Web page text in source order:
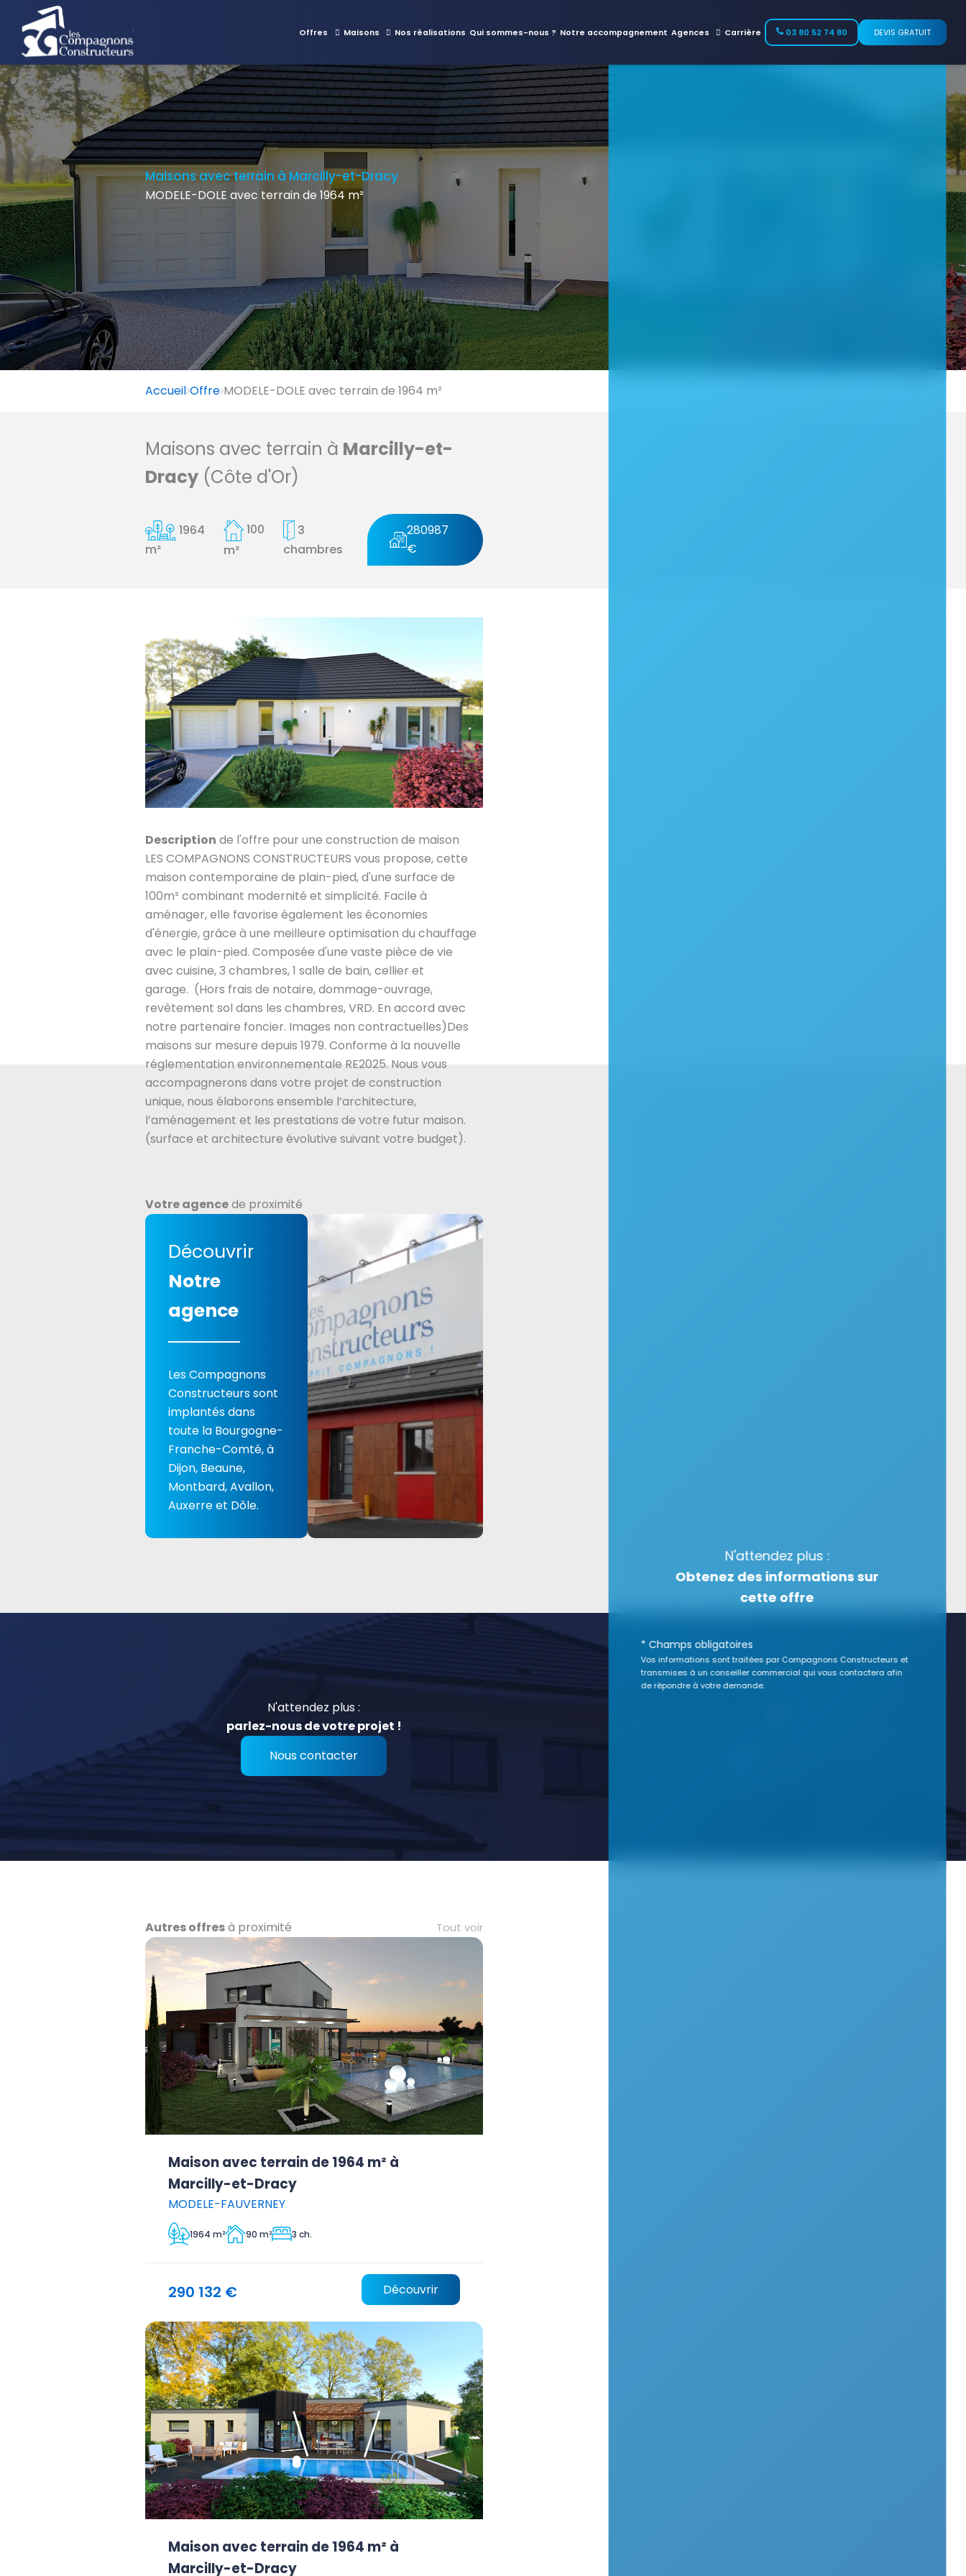
Offres Maisons Nos réalisations Qui sommes-nous ? Notre accompagnement Agences Carrière 03 80 52 74 80 DEVIS GRATUIT
Maisons avec terrain à Marcilly-et-Dracy
MODELE-DOLE avec terrain de 1964 m²
Accueil Offre MODELE-DOLE avec terrain de 1964 m²
Maisons avec terrain à Marcilly-et-
Dracy(Côte d'Or)
1964
m²
100
m²
3
chambres
280987
€
Description de l'offre pour une construction de maison
LES COMPAGNONS CONSTRUCTEURS vous propose, cette
maison contemporaine de plain-pied, d'une surface de
100m² combinant modernité et simplicité. Facile à
aménager, elle favorise également les économies
d'énergie, grâce à une meilleure optimisation du chauffage
avec le plain-pied. Composée d'une vaste pièce de vie
avec cuisine, 3 chambres, 1 salle de bain, cellier et
garage. (Hors frais de notaire, dommage-ouvrage,
revêtement sol dans les chambres, VRD. En accord avec
notre partenaire foncier. Images non contractuelles)Des
maisons sur mesure depuis 1979. Conforme à la nouvelle
réglementation environnementale RE2025. Nous vous
accompagnerons dans votre projet de construction
unique, nous élaborons ensemble l’architecture,
l’aménagement et les prestations de votre futur maison.
(surface et architecture évolutive suivant votre budget).
Votre agencede proximité
Découvrir
Notre
agence
Les Compagnons
Constructeurs sont
implantés dans
toute la Bourgogne-
Franche-Comté, à
Dijon, Beaune,
Montbard, Avallon,
Auxerre et Dôle.
N'attendez plus :
parlez-nous de votre projet !
Nous contacter
Autres offresà proximité Tout voir
Maison avec terrain de 1964 m² à
Marcilly-et-Dracy
MODELE-FAUVERNEY
1964 m² 90 m² 3 ch.
290 132 € Découvrir
Maison avec terrain de 1964 m² à
Marcilly-et-Dracy
N'attendez plus :
Obtenez des informations sur
cette offre
* Champs obligatoires
Vos informations sont traitées par Compagnons Constructeurs et
transmises à un conseiller commercial qui vous contactera afin
de répondre à votre demande.